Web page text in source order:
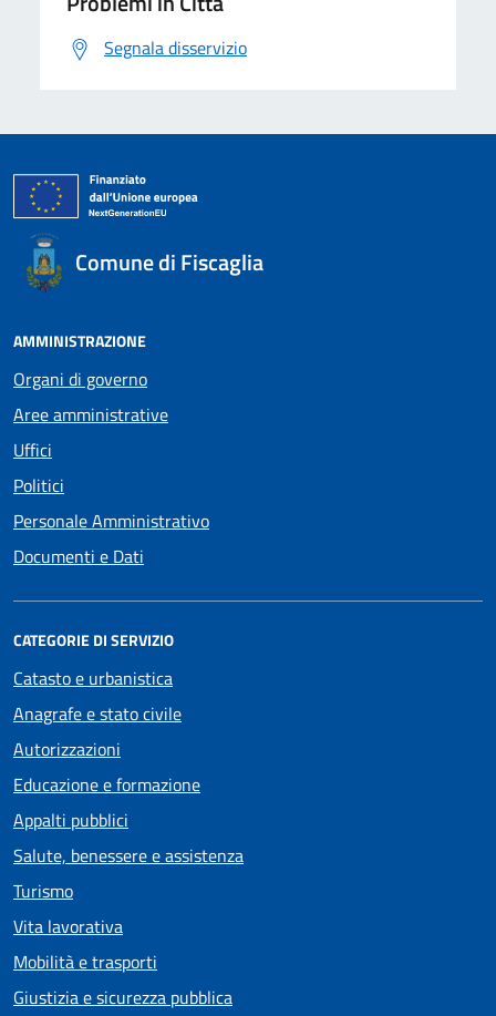
Segnala disservizio
Comune di Fiscaglia
AMMINISTRAZIONE
Organi di governo
Aree amministrative
Uffici
Politici
Personale Amministrativo
Documenti e Dati
CATEGORIE DI SERVIZIO
Catasto e urbanistica
Anagrafe e stato civile
Autorizzazioni
Educazione e formazione
Appalti pubblici
Salute, benessere e assistenza
Turismo
Vita lavorativa
Mobilità e trasporti
Giustizia e sicurezza pubblica